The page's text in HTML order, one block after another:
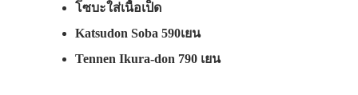
โซบะใส่เนื้อเป็ด
Katsudon Soba 590เยน
Tennen Ikura-don 790 เยน